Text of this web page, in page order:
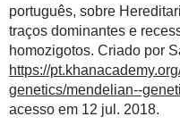
português, sobre
traços dominantes e
homozigotos. Criado por
https://
genetics/mendelian--
acesso em 12 jul. 2018.